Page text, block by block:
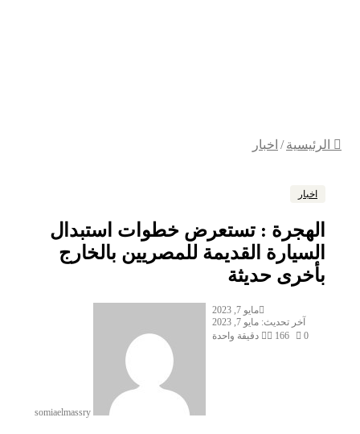
الرئيسية / اخبار
اخبار
الهجرة : تستعرض خطوات استبدال
السيارة القديمة للمصريين بالخارج
بأخرى حديثة
somiaelmassry
مايو 7, 2023
آخر تحديث: مايو 7, 2023
0
166 دقيقة واحدة